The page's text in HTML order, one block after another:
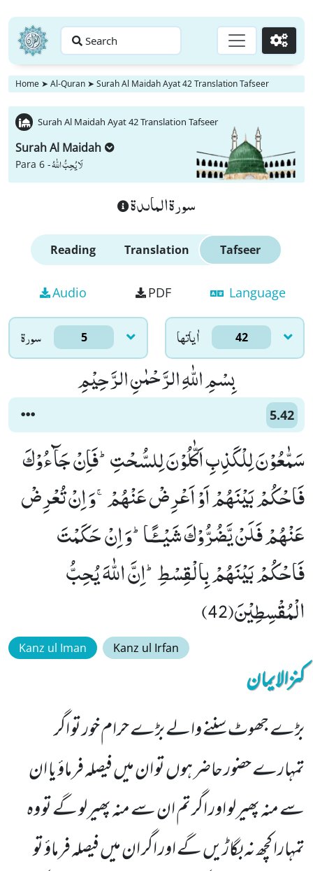
Search Go
Home ➤ Al-Quran ➤ Surah Al Maidah Ayat 42 Translation Tafseer
Surah Al Maidah Ayat 42 Translation Tafseer
Surah Al Maidah
Para 6 -لَا یُحِبُّ اللّٰهُ
سورة الماىدة
Reading Translation Tafseer
Audio PDF Language
سورۃ 5 اٰياتها 42
بِسْمِ اللّٰهِ الرَّحْمٰنِ الرَّحِیْمِ
5.42
سَمّٰعُوْنَ لِلْكَذِبِ اَكّٰلُوْنَ لِلسُّحْتِؕ-فَاِنْ جَآءُوْكَ
فَاحْكُمْ بَیْنَهُمْ اَوْ اَعْرِضْ عَنْهُمْۚ-وَ اِنْ تُعْرِضْ
عَنْهُمْ فَلَنْ یَّضُرُّوْكَ شَیْــٴًـاؕ-وَ اِنْ حَكَمْتَ
فَاحْكُمْ بَیْنَهُمْ بِالْقِسْطِؕ-اِنَّ اللّٰهَ یُحِبُّ
الْمُقْسِطِیْنَ(42)
Kanz ul Iman Kanz ul Irfan
کنزالایمان
بڑے جھوٹ سننے والے بڑے حرام خور تو اگر
تمہارے حضور حاضر ہوں تو ان میں فیصلہ فرماؤ یا ان
سے منہ پھیرلو اور اگر تم ان سے منہ پھیرلو گے تو وہ
تمہارا کچھ نہ بگاڑیں گے اور اگر ان میں فیصلہ فرماؤ تو